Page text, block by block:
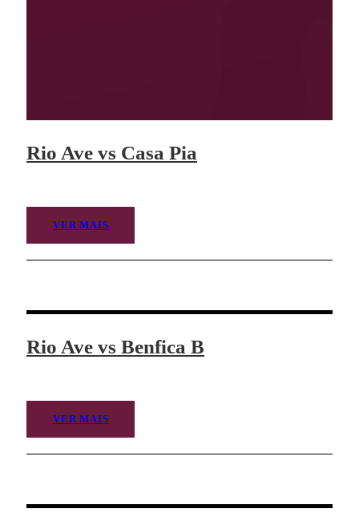
Rio Ave vs Casa Pia
VER MAIS
Rio Ave vs Benfica B
VER MAIS